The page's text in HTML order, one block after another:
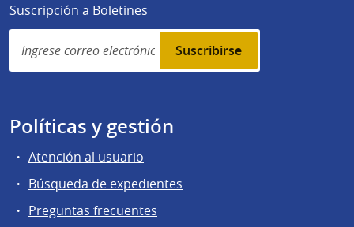
Suscripción a Boletines
Simplenews
subscription
Políticas y gestión
Atención al usuario
Búsqueda de expedientes
Preguntas frecuentes